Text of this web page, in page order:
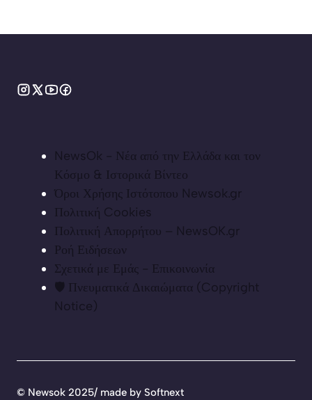
NewsOk - Νέα από την Ελλάδα και τον
Κόσμο & Ιστορικά Βίντεο
Όροι Χρήσης Ιστότοπου Newsok.gr
Πολιτική Cookies
Πολιτική Απορρήτου – NewsOK.gr
Ροή Ειδήσεων
Σχετικά με Εμάς - Επικοινωνία
🛡️ Πνευματικά Δικαιώματα (Copyright
Notice)
© Newsok 2025/ made by Softnext